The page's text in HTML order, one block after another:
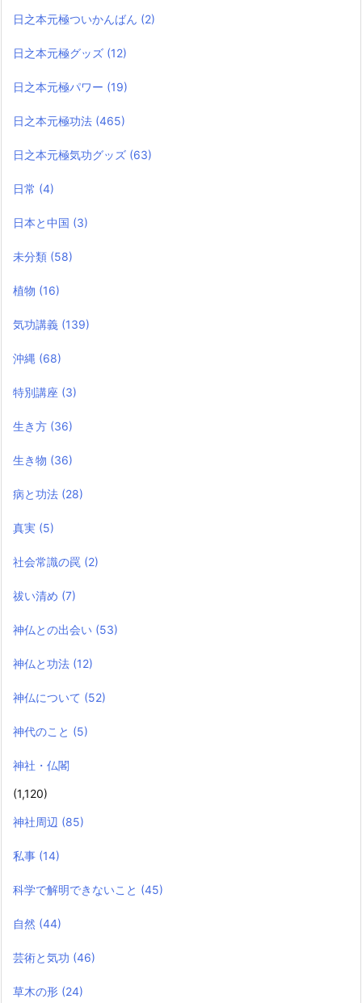
日之本元極ついかんばん (2)
日之本元極グッズ (12)
日之本元極パワー (19)
日之本元極功法 (465)
日之本元極気功グッズ (63)
日常 (4)
日本と中国 (3)
未分類 (58)
植物 (16)
気功講義 (139)
沖縄 (68)
特別講座 (3)
生き方 (36)
生き物 (36)
病と功法 (28)
真実 (5)
社会常識の罠 (2)
祓い清め (7)
神仏との出会い (53)
神仏と功法 (12)
神仏について (52)
神代のこと (5)
神社・仏閣
(1,120)
神社周辺 (85)
私事 (14)
科学で解明できないこと (45)
自然 (44)
芸術と気功 (46)
草木の形 (24)